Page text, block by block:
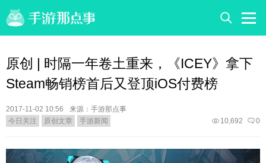
原创 | 时隔一年卷土重来，《ICEY》拿下
Steam畅销榜首后又登顶iOS付费榜
2017-11-02 10:56
来源：手游那点事
今日关注
原创文章 手游新闻 0
10,692